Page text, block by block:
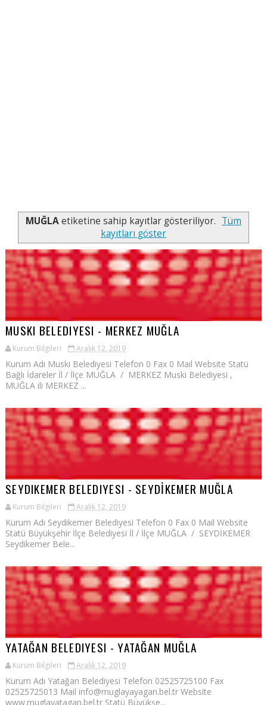
MUĞLAetiketine sahip kayıtlar gösteriliyor. Tüm
kayıtları göster
MUSKI BELEDIYESI - MERKEZ MUĞLA
Kurum Bilgileri Aralık 12, 2019
Kurum Adı Muski Belediyesi Telefon 0 Fax 0 Mail Website Statü
Bağlı İdareler İl / İlçe MUĞLA / MERKEZ Muski Belediyesi ,
MUĞLA ili MERKEZ ...
SEYDIKEMER BELEDIYESI - SEYDİKEMER MUĞLA
Kurum Bilgileri Aralık 12, 2019
Kurum Adı Seydikemer Belediyesi Telefon 0 Fax 0 Mail Website
Statü Büyükşehir İlçe Belediyesi İl / İlçe MUĞLA / SEYDİKEMER
Seydikemer Bele...
YATAĞAN BELEDIYESI - YATAĞAN MUĞLA
Kurum Bilgileri Aralık 12, 2019
Kurum Adı Yatağan Belediyesi Telefon 02525725100 Fax
02525725013 Mail info@muglayayagan.bel.tr Website
www.muglayatagan.bel.tr Statü Büyükşe...